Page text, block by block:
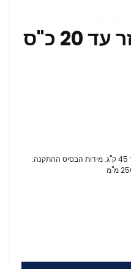
מתקן למנוע עזר עד 20 כ"ס
מתקן מתכונן למנוע עזר עד 20 כ"ס או עד 45 ק"ג. מידות הבסיס ההתקנה: